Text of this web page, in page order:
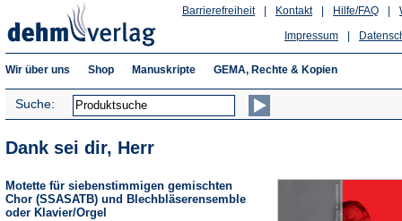
Hilfe/FAQ
Kontakt
Barrierefreiheit
Impressum
Wir über uns Shop Manuskripte GEMA, Rechte & Kopien
Suche:
Dank sei dir, Herr
Motette für siebenstimmigen gemischten
Chor (SSASATB) und Blechbläserensemble
oder Klavier/Orgel